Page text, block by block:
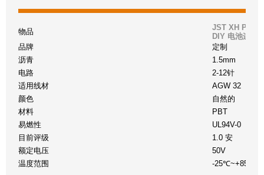
物品
JST XH PH 公
DIY 电池连接
品牌
定制
沥青
1.5mm
电路
2-12针
适用线材
AGW 32
颜色
自然的
材料
PBT
易燃性
UL94V-0
目前评级
1.0 安
额定电压
50V
温度范围
-25℃~+85℃